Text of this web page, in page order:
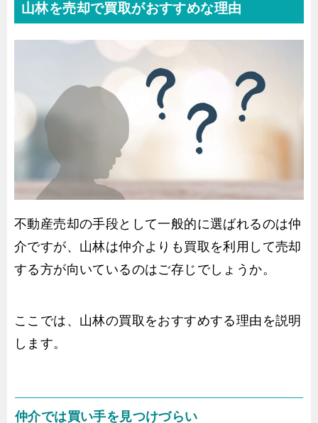
山林を売却で買取がおすすめな理由
不動産売却の手段として一般的に選ばれるのは仲
介ですが、山林は仲介よりも買取を利用して売却
する方が向いているのはご存じでしょうか。
ここでは、山林の買取をおすすめする理由を説明
します。
仲介では買い手を見つけづらい